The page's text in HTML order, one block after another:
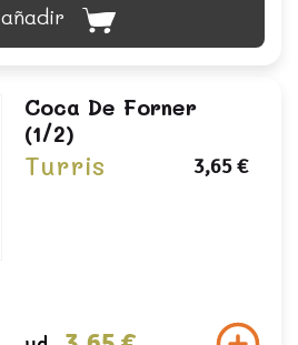
añadir
Coca De Forner
(1/2)
Turris 3,65 €